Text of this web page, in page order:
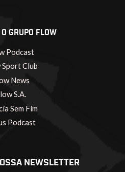
GRUPO FLOW
Podcast
Sport Club
News
S.A.
Sem Fim
Podcast
NEWSLETTER